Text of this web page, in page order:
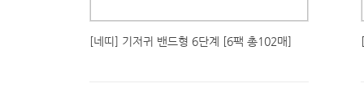
[네띠] 기저귀 밴드형 6단계 [6팩 총102매]